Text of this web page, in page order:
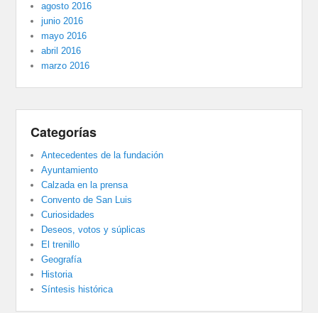
agosto 2016
junio 2016
mayo 2016
abril 2016
marzo 2016
Categorías
Antecedentes de la fundación
Ayuntamiento
Calzada en la prensa
Convento de San Luis
Curiosidades
Deseos, votos y súplicas
El trenillo
Geografía
Historia
Síntesis histórica